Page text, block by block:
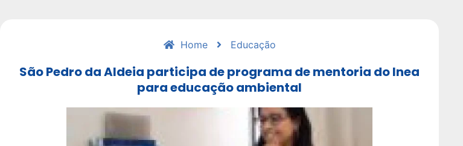
Home Educação
São Pedro da Aldeia participa de programa de mentoria do Inea
para educação ambiental